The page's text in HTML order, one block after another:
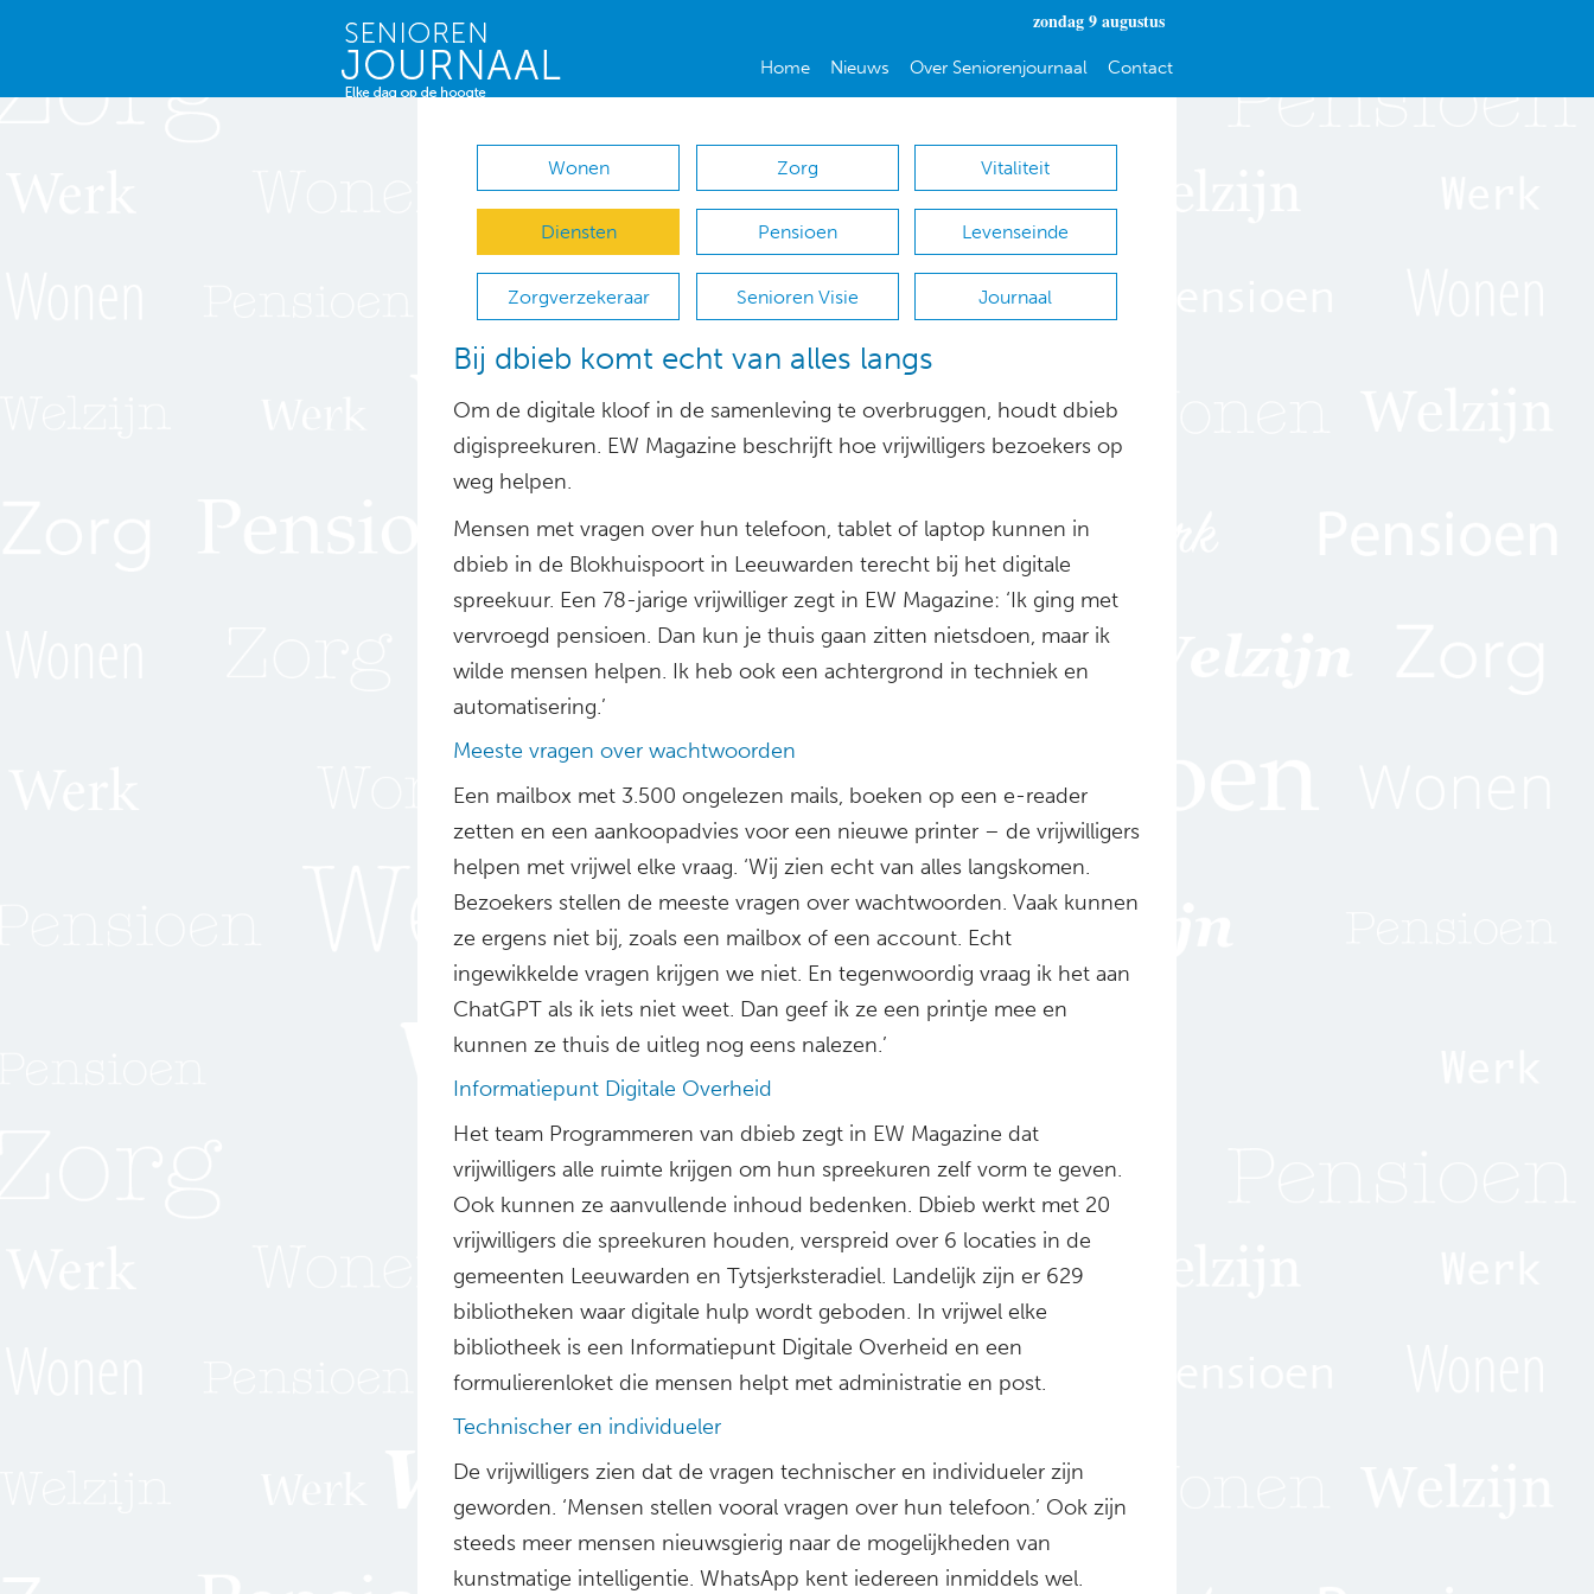
zondag 9 augustus
Home Nieuws Over Seniorenjournaal Contact
Wonen Zorg Vitaliteit
Diensten Pensioen Levenseinde
Zorgverzekeraar Senioren Visie Journaal
Bij dbieb komt echt van alles langs
Om de digitale kloof in de samenleving te overbruggen, houdt dbieb
digispreekuren. EW Magazine beschrijft hoe vrijwilligers bezoekers op
weg helpen.
Mensen met vragen over hun telefoon, tablet of laptop kunnen in
dbieb in de Blokhuispoort in Leeuwarden terecht bij het digitale
spreekuur. Een 78-jarige vrijwilliger zegt in EW Magazine: ‘Ik ging met
vervroegd pensioen. Dan kun je thuis gaan zitten nietsdoen, maar ik
wilde mensen helpen. Ik heb ook een achtergrond in techniek en
automatisering.’
Meeste vragen over wachtwoorden
Een mailbox met 3.500 ongelezen mails, boeken op een e-reader
zetten en een aankoopadvies voor een nieuwe printer – de vrijwilligers
helpen met vrijwel elke vraag. ‘Wij zien echt van alles langskomen.
Bezoekers stellen de meeste vragen over wachtwoorden. Vaak kunnen
ze ergens niet bij, zoals een mailbox of een account. Echt
ingewikkelde vragen krijgen we niet. En tegenwoordig vraag ik het aan
ChatGPT als ik iets niet weet. Dan geef ik ze een printje mee en
kunnen ze thuis de uitleg nog eens nalezen.’
Informatiepunt Digitale Overheid
Het team Programmeren van dbieb zegt in EW Magazine dat
vrijwilligers alle ruimte krijgen om hun spreekuren zelf vorm te geven.
Ook kunnen ze aanvullende inhoud bedenken. Dbieb werkt met 20
vrijwilligers die spreekuren houden, verspreid over 6 locaties in de
gemeenten Leeuwarden en Tytsjerksteradiel. Landelijk zijn er 629
bibliotheken waar digitale hulp wordt geboden. In vrijwel elke
bibliotheek is een Informatiepunt Digitale Overheid en een
formulierenloket die mensen helpt met administratie en post.
Technischer en individueler
De vrijwilligers zien dat de vragen technischer en individueler zijn
geworden. ‘Mensen stellen vooral vragen over hun telefoon.’ Ook zijn
steeds meer mensen nieuwsgierig naar de mogelijkheden van
kunstmatige intelligentie. WhatsApp kent iedereen inmiddels wel.